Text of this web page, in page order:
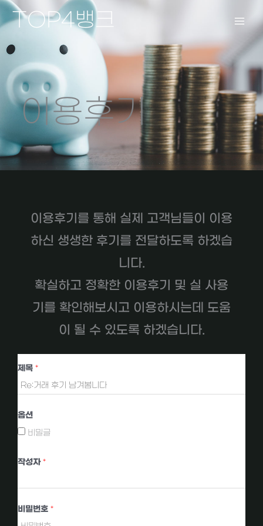
콘
텐
로
TOP4뱅크
이용후기
이용후기를 통해 실제 고객님들이 이용
하신 생생한 후기를 전달하도록 하겠습
니다.
확실하고 정확한 이용후기 및 실 사용
기를 확인해보시고 이용하시는데 도움
이 될 수 있도록 하겠습니다.
제목 *
옵션
비밀글
작성자 *
비밀번호 *